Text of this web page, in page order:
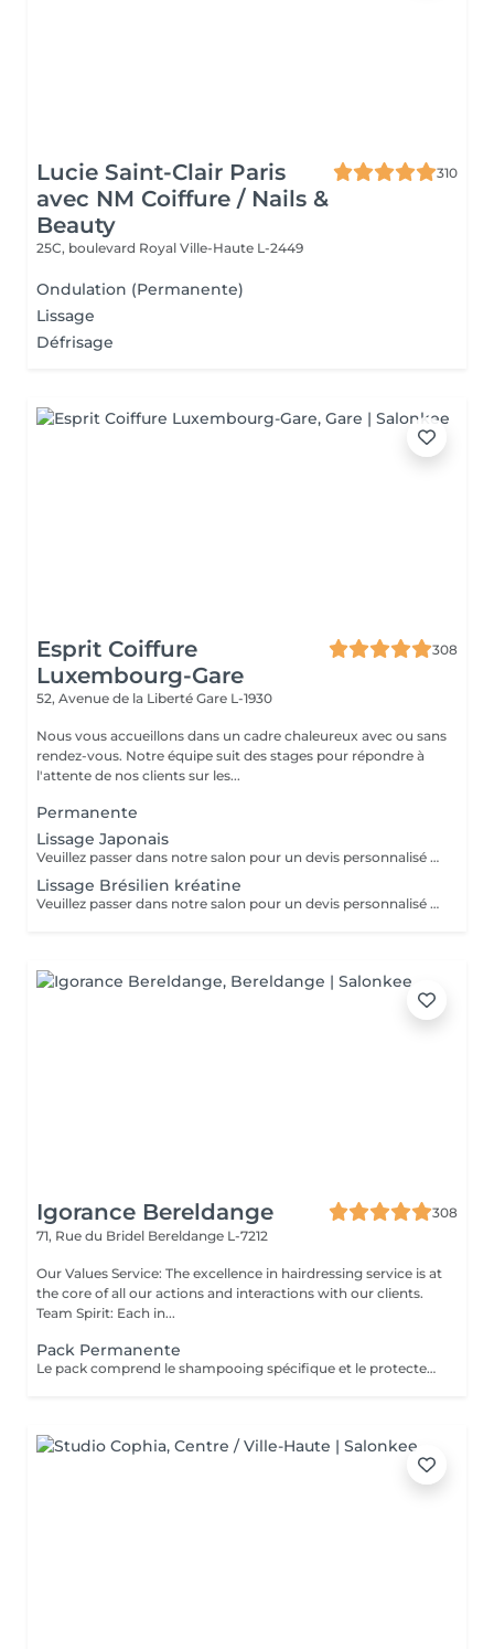
Lucie Saint-Clair Paris
avec NM Coiffure / Nails &
Beauty
310
25C, boulevard Royal Ville-Haute L-2449
Ondulation (Permanente)
Lissage
Défrisage
Esprit Coiffure
Luxembourg-Gare
308
52, Avenue de la Liberté Gare L-1930
Nous vous accueillons dans un cadre chaleureux avec ou sans
rendez-vous. Notre équipe suit des stages pour répondre à
l'attente de nos clients sur les...
Permanente
Lissage Japonais
Veuillez passer dans notre salon pour un devis personnalisé gratuit
Lissage Brésilien kréatine
Veuillez passer dans notre salon pour un devis personnalisé gratuit
Igorance Bereldange
308
71, Rue du Bridel Bereldange L-7212
Our Values Service: The excellence in hairdressing service is at
the core of all our actions and interactions with our clients.
Team Spirit: Each in...
Pack Permanente
Le pack comprend le shampooing spécifique et le protecteur REDKEN , la permanente avec les produits LOREAL PROFESSIONNEL , le conditionneur REDKEN , le séchage et les produits de styling REDKEN Option Coupe : la coupe IGORANCE (finition sur cheveux secs), le séchage et les produits de styling REDKEN. * Tarifs à titre indicatifs à confirmer après la consultation personnalisée établit auprès de votre coiffeur/stylist/spécialiste * La direction se réserve le droit d’apporter des modifications pour le bon fonctionnement du salon